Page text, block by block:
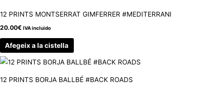
12 PRINTS MONTSERRAT GIMFERRER #MEDITERRANI
20.00€ IVA incluido
Afegeix a la cistella
12 PRINTS BORJA BALLBÉ #BACK ROADS